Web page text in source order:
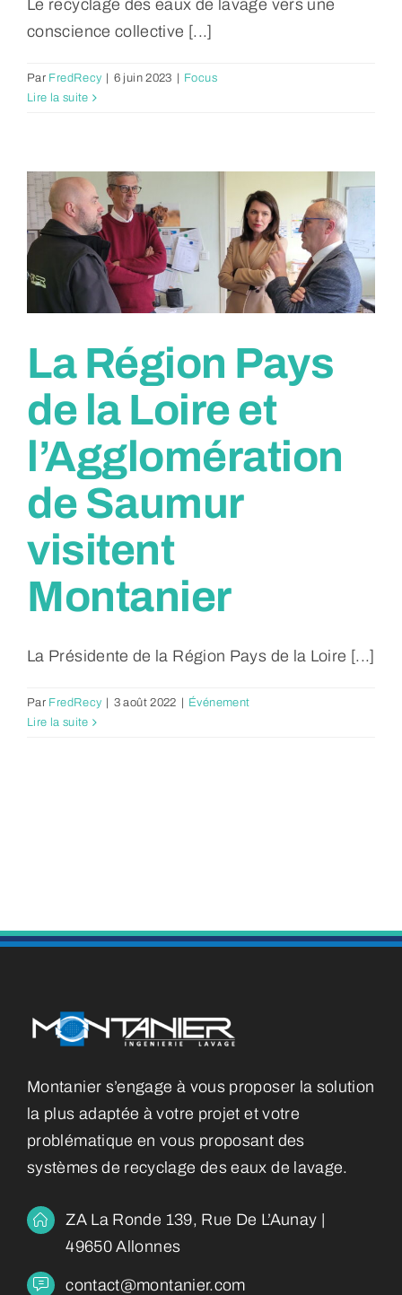
Le recyclage des eaux de lavage vers une
conscience collective [...]
Par FredRecy | 6 juin 2023 | Focus
Lire la suite
La Région Pays
de la Loire et
l’Agglomération
de Saumur
visitent
Montanier
La Présidente de la Région Pays de la Loire [...]
Par FredRecy | 3 août 2022 | Événement
Lire la suite
Montanier s’engage à vous proposer la solution
la plus adaptée à votre projet et votre
problématique en vous proposant des
systèmes de recyclage des eaux de lavage.
ZA La Ronde 139, Rue De L’Aunay |
49650 Allonnes
contact@montanier.com